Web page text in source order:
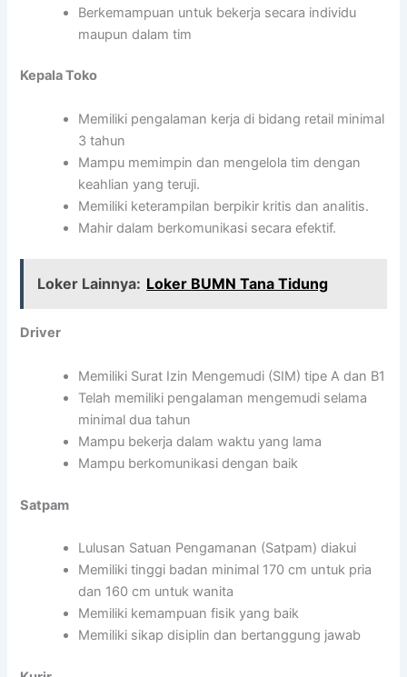
Berkemampuan untuk bekerja secara individu
maupun dalam tim
Kepala Toko
Memiliki pengalaman kerja di bidang retail minimal
3 tahun
Mampu memimpin dan mengelola tim dengan
keahlian yang teruji.
Memiliki keterampilan berpikir kritis dan analitis.
Mahir dalam berkomunikasi secara efektif.
Loker Lainnya: Loker BUMN Tana Tidung
Driver
Memiliki Surat Izin Mengemudi (SIM) tipe A dan B1
Telah memiliki pengalaman mengemudi selama
minimal dua tahun
Mampu bekerja dalam waktu yang lama
Mampu berkomunikasi dengan baik
Satpam
Lulusan Satuan Pengamanan (Satpam) diakui
Memiliki tinggi badan minimal 170 cm untuk pria
dan 160 cm untuk wanita
Memiliki kemampuan fisik yang baik
Memiliki sikap disiplin dan bertanggung jawab